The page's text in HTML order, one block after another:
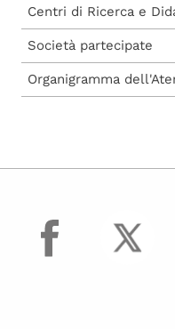
Centri di Ricerca e
Azienda agraria
Servadei'
Centri
Centro
Società partecipate
FARE s.r.l.
Organigramma
facebook